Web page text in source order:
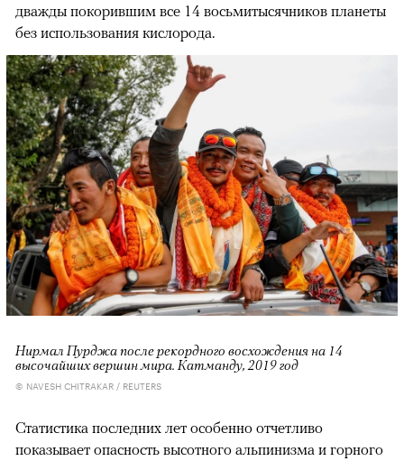
дважды покорившим все 14 восьмитысячников планеты
без использования кислорода.
Нирмал Пурджа после рекордного восхождения на 14
высочайших вершин мира. Катманду, 2019 год
© NAVESH CHITRAKAR / REUTERS
Статистика последних лет особенно отчетливо
показывает опасность высотного альпинизма и горного